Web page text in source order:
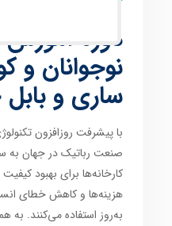
دوره آموزش
نوجوانان و
ساری و
با پیشرفت روزافزون
صنعت رباتیکدر جهان به
کارخانه‌ها برای بهبود
هزینه‌ها وکاهش خطای
به‌روز استفاده می‌کنند. به